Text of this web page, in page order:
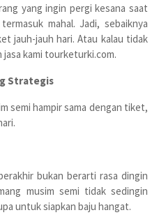
yang ingin pergi kesana saat
mahal. Jadi, sebaiknya
jauh-jauh hari. Atau kalau tidak
kami tourketurki.com.
Strategis
semi hampir sama dengan tiket,
bukan berarti rasa dingin
musim semi tidak sedingin
untuk siapkan baju hangat.